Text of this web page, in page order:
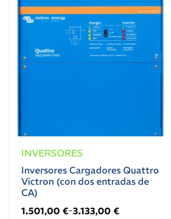
INVERSORES
Inversores Cargadores Quattro
Victron (con dos entradas de
CA)
1.501,00 €-3.133,00 €